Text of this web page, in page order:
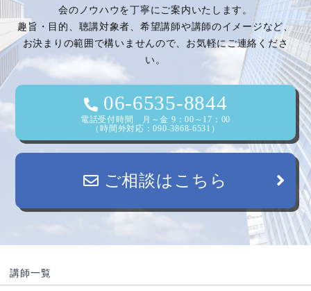
会のノウハウを丁寧にご案内いたします。
趣旨・目的、聴講対象者、希望講師や講師のイメージなど、
お決まりの範囲で構いませんので、お気軽にご連絡くださ
い。
06-6535-8844
電話受付時間 月～金 9：00～17：00
（時間外対応：090-3868-6531）
ご相談はこちら
講師一覧